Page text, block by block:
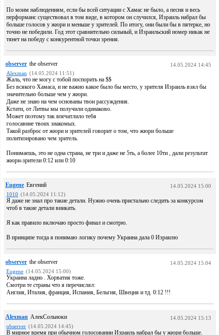
По моим наблюдениям, если бы всей ситуации с Хамас не было, а песня и весь
перформанс существовал в том виде, в котором он случился, Израиль набрал бы
больше голосов у жюри и меньше у зрителей. По итогу, они были бы в пятерке, но
точно не победили. Год этот сравнительно сильный, и Израильский номер никак не
тянет на победу с конкурентной точки зрения.
observer the observer
14.05.2024 14:45
Alexman (14.05.2024 11:51)
Жаль, что не могу с тобой поспорить на $$
Без всякого Хамаса, и не важно какое было бы место, у зрителя Израиль взял бы
значительно больше чем у жюри.
Даже не знаю на чем основаны твои рассуждения.
Кстати, от Литвы мы получили одинаково.
Может поэтому так впечатлило тебя
голосавние твоих знакомых.
Такой разброс от жюри и зрителей говорит о том, что жюри больше
политизировано чем зритель.
Понимаешь, это не одна страна, не три и даже не 5ть, а более 10ти , дали результат
жюри-зрители 0:12 или 0:10
Eugene Евгений
14.05.2024 15:00
1010 (14.05.2024 11:12)
Я даже не знал про такие детали. Нужно очень пристально следить за конкурсом
чтоб в такие детали вникать.
Я как правило включаю просто финал и смотрю.
В принципе тогда я понимаю логику почему Украина дала 0 Израилю
observer the observer
14.05.2024 15:04
Eugene (14.05.2024 15:00)
Украина ладно . Хорватия тоже.
Смотри те страны что я перечислял:
Англия, Италия, франция, Испания, Бельгия, Швеция и тд. 0:12 !!!
Alexman АлекСольноки
14.05.2024 15:13
observer (14.05.2024 14:45)
В мирное время при обычном голосовании Израиль набрал бы у жюри больше.